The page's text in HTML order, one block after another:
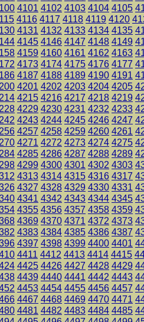
4101 4102 4103 4104 4105
4116 4117 4118 4119 4120
4131 4132 4133 4134 4135
4145 4146 4147 4148 4149
4159 4160 4161 4162 4163
4173 4174 4175 4176 4177
4187 4188 4189 4190 4191
4201 4202 4203 4204 4205
4215 4216 4217 4218 4219
4229 4230 4231 4232 4233
4243 4244 4245 4246 4247
4257 4258 4259 4260 4261
4271 4272 4273 4274 4275
4285 4286 4287 4288 4289
4299 4300 4301 4302 4303
4313 4314 4315 4316 4317
4327 4328 4329 4330 4331
4341 4342 4343 4344 4345
4355 4356 4357 4358 4359
4369 4370 4371 4372 4373
4383 4384 4385 4386 4387
4397 4398 4399 4400 4401
4411 4412 4413 4414 4415
4425 4426 4427 4428 4429
4439 4440 4441 4442 4443
4453 4454 4455 4456 4457
4467 4468 4469 4470 4471
4481 4482 4483 4484 4485